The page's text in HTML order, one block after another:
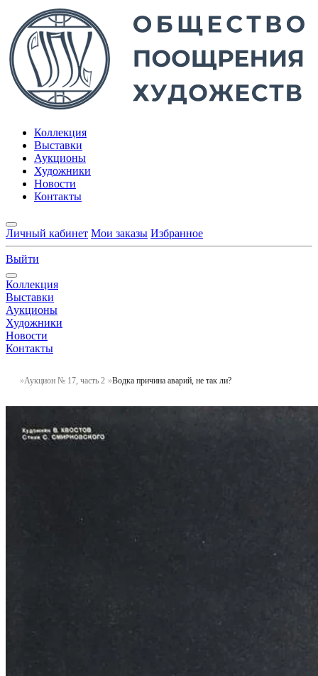
Коллекция
Выставки
Аукционы
Художники
Новости
Контакты
Личный кабинет Мои заказы Избранное
Выйти
Коллекция
Выставки
Аукционы
Художники
Новости
Контакты
Аукцион № 17, часть 2 Водка причина аварий, не так ли?